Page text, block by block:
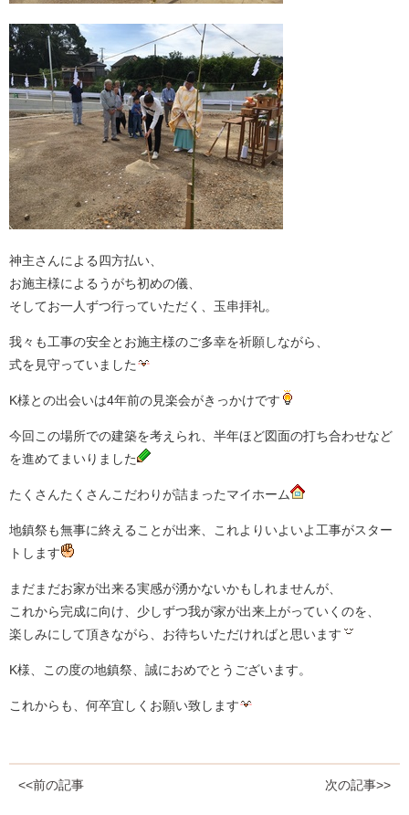
神主さんによる四方払い、
お施主様によるうがち初めの儀、
そしてお一人ずつ行っていただく、玉串拝礼。
我々も工事の安全とお施主様のご多幸を祈願しながら、
式を見守っていました
K様との出会いは4年前の見楽会がきっかけです
今回この場所での建築を考えられ、半年ほど図面の打ち合わせなど
を進めてまいりました
たくさんたくさんこだわりが詰まったマイホーム
地鎮祭も無事に終えることが出来、これよりいよいよ工事がスター
トします
まだまだお家が出来る実感が湧かないかもしれませんが、
これから完成に向け、少しずつ我が家が出来上がっていくのを、
楽しみにして頂きながら、お待ちいただければと思います
K様、この度の地鎮祭、誠におめでとうございます。
これからも、何卒宜しくお願い致します
<<前の記事 次の記事>>